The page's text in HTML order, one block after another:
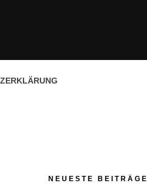
NEUESTE BEITRÄGE